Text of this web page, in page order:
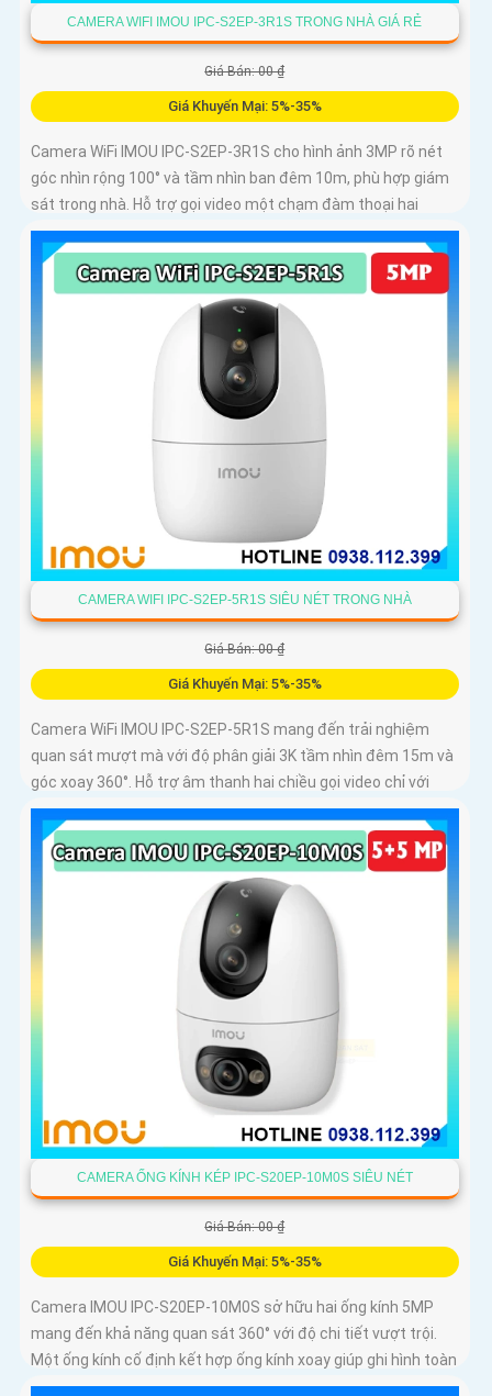
CAMERA WIFI IMOU IPC-S2EP-3R1S TRONG NHÀ GIÁ RẺ
Giá Bán: 00 ₫
Giá Khuyến Mại: 5%-35%
Camera WiFi IMOU IPC-S2EP-3R1S cho hình ảnh 3MP rõ nét
góc nhìn rộng 100° và tầm nhìn ban đêm 10m, phù hợp giám
sát trong nhà. Hỗ trợ gọi video một chạm đàm thoại hai
chiều và kết nối Wi-Fi ổn định giúp quan sát từ xa
CAMERA WIFI IPC-S2EP-5R1S SIÊU NÉT TRONG NHÀ
Giá Bán: 00 ₫
Giá Khuyến Mại: 5%-35%
Camera WiFi IMOU IPC-S2EP-5R1S mang đến trải nghiệm
quan sát mượt mà với độ phân giải 3K tầm nhìn đêm 15m và
góc xoay 360°. Hỗ trợ âm thanh hai chiều gọi video chỉ với
một chạm và lưu trữ thẻ nhớ tới 256GB
CAMERA ỐNG KÍNH KÉP IPC-S20EP-10M0S SIÊU NÉT
Giá Bán: 00 ₫
Giá Khuyến Mại: 5%-35%
Camera IMOU IPC-S20EP-10M0S sở hữu hai ống kính 5MP
mang đến khả năng quan sát 360° với độ chi tiết vượt trội.
Một ống kính cố định kết hợp ống kính xoay giúp ghi hình toàn
diện mà không bỏ sót điểm mù